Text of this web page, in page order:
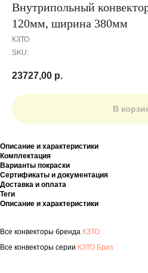
Внутрипольный
120мм, ширина 380мм
КЗТО
SKU:
23727,00 р.
В
Описание и характеристики
Комплектация
Варианты покраски
Сертификаты и документация
Доставка и оплата
Теги
Описание и характеристики
Все конвекторы бренда КЗТО
Все конвекторы серии КЗТО Бриз